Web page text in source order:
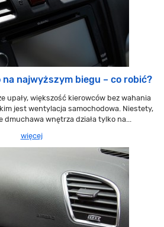
na najwyższym biegu – co robić?
upały, większość kierowców bez wahania
jest wentylacja samochodowa. Niestety,
dmuchawa wnętrza działa tylko na...
więcej